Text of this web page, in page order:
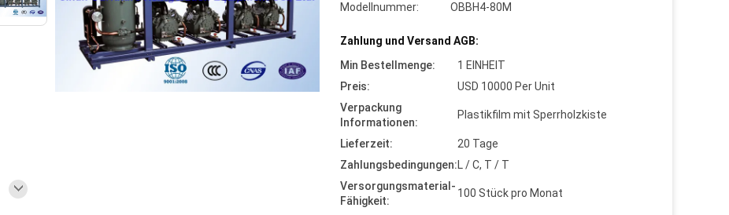
Modellnummer:
OBBH4-80M
Zahlung und Versand AGB:
Min Bestellmenge:
1 EINHEIT
Preis:
USD 10000 Per Unit
Verpackung
Informationen:
Plastikfilm mit Sperrholzkiste
Lieferzeit:
20 Tage
Zahlungsbedingungen:L / C, T / T
Versorgungsmaterial-
Fähigkeit:
100 Stück pro Monat